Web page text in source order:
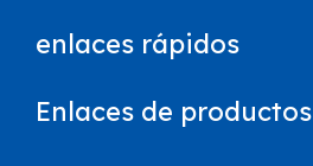
enlaces rápidos
Enlaces de productos